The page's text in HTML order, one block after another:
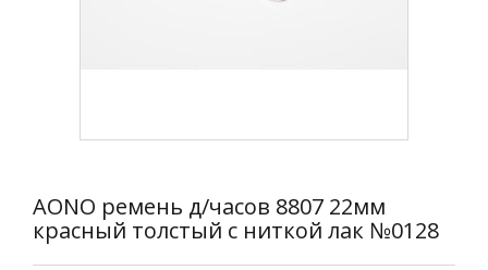
AONO ремень д/часов 8807 22мм
красный толстый с ниткой лак №0128